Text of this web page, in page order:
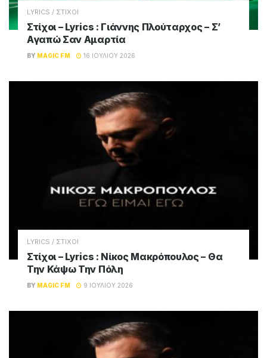
LYRICS / ΣΤΙΧΟΙ
Στίχοι – Lyrics : Γιάννης Πλούταρχος – Σ’
Αγαπώ Σαν Αμαρτία
BY MAGIC FM 16 ΙΟΥΛΊΟΥ 2026
LYRICS / ΣΤΙΧΟΙ
Στίχοι – Lyrics : Νίκος Μακρόπουλος – Θα
Την Κάψω Την Πόλη
BY MAGIC FM 9 ΙΟΥΛΊΟΥ 2026